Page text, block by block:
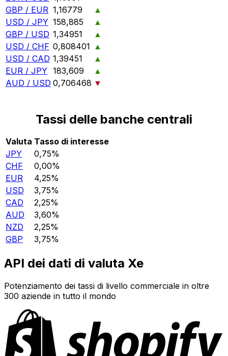
GBP / EUR 1,16779
▲
USD / JPY 158,885
▲
GBP / USD 1,34951
▲
USD / CHF 0,808401 ▲
USD / CAD 1,39451
▲
EUR / JPY 183,609
▲
AUD / USD 0,706468 ▼
Tassi delle banche centrali
Valuta Tasso di interesse
JPY
0,75%
CHF
0,00%
EUR
4,25%
USD
3,75%
CAD
2,25%
AUD
3,60%
NZD
2,25%
GBP
3,75%
API dei dati di valuta Xe
Potenziamento dei tassi di livello commerciale in oltre
300 aziende in tutto il mondo